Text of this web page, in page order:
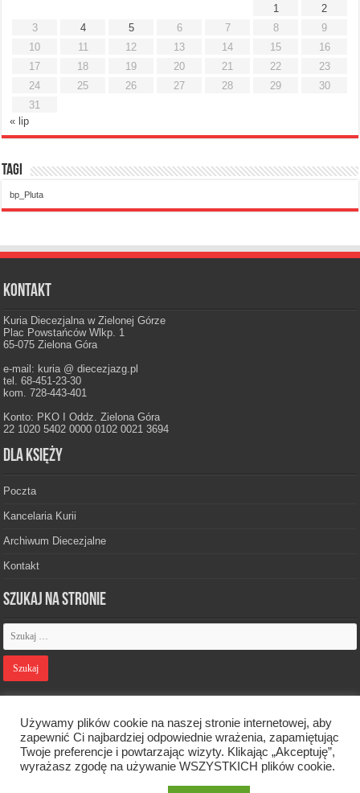
1
2
3
4 5 6 7 8
9
10
11 12 13 14 15
16
17
18 19 20 21 22
23
24
25 26 27 28 29
30
31
« lip
Tagi
bp_Pluta
Kontakt
Kuria Diecezjalna w Zielonej Górze
Plac Powstańców Wlkp. 1
65-075 Zielona Góra
e-mail: kuria @ diecezjazg.pl
tel. 68-451-23-30
kom. 728-443-401
Konto: PKO I Oddz. Zielona Góra
22 1020 5402 0000 0102 0021 3694
Dla księży
Poczta
Kancelaria Kurii
Archiwum Diecezjalne
Kontakt
Szukaj na stronie
Designed by Webdawid
Używamy plików cookie na naszej stronie internetowej, aby
zapewnić Ci najbardziej odpowiednie wrażenia, zapamiętując
Twoje preferencje i powtarzając wizyty. Klikając „Akceptuję”,
wyrażasz zgodę na używanie WSZYSTKICH plików cookie.